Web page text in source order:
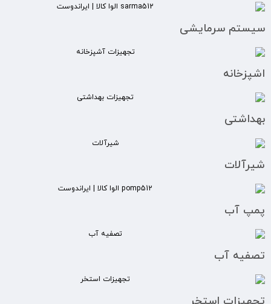
سیستم سرمایشی
اشپزخانه
بهداشتی
شیرآلات
پمپ آب
تصفیه آب